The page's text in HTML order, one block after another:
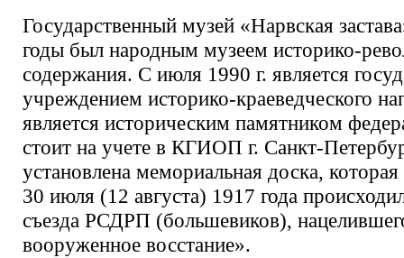
Государственный музей «Нарвская
годы был народным музеем историко-
содержания. С июля 1990 г. является
учреждением историко-краеведческого
является историческим памятником
стоит на учете в КГИОП г. Санкт-
установлена мемориальная доска,
30 июля (12 августа) 1917 года
съезда РСДРП (большевиков),
вооруженное восстание».